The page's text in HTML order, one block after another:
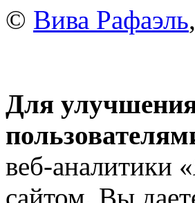
© Вива Рафаэль
Для улучшения
веб-аналитики